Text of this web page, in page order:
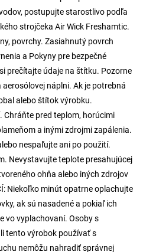
postupujte starostlivo podľa
strojčeka Air Wick Freshamtic.
povrchy. Zasiahnutý povrch
a Pokyny pre bezpečné
prečítajte údaje na štítku. Pozorne
náplni. Ak je potrebná
alebo štítok výrobku.
Chráňte pred teplom, horúcimi
a inými zdrojmi zapálenia.
nespaľujte ani po použití.
Nevystavujte teplote presahujúcej
ohňa alebo iných zdrojov
Niekoľko minút opatrne oplachujte
ak sú nasadené a pokiaľ ich
vo vyplachovaní. Osoby s
tento výrobok používať s
nemôžu nahradiť správnej